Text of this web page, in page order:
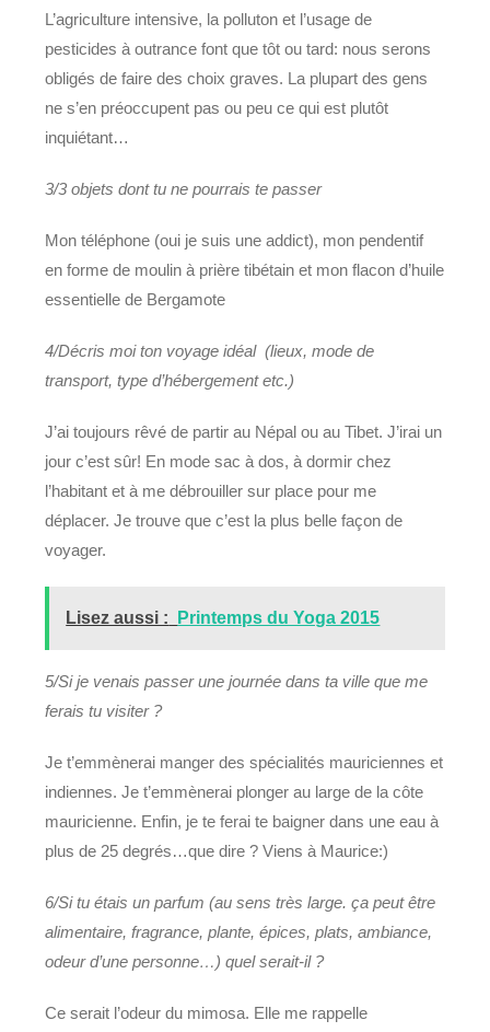
L’agriculture intensive, la polluton et l’usage de
pesticides à outrance font que tôt ou tard: nous serons
obligés de faire des choix graves. La plupart des gens
ne s’en préoccupent pas ou peu ce qui est plutôt
inquiétant…
3/3 objets dont tu ne pourrais te passer
Mon téléphone (oui je suis une addict), mon pendentif
en forme de moulin à prière tibétain et mon flacon d’huile
essentielle de Bergamote
4/Décris moi ton voyage idéal (lieux, mode de
transport, type d’hébergement etc.)
J’ai toujours rêvé de partir au Népal ou au Tibet. J’irai un
jour c’est sûr! En mode sac à dos, à dormir chez
l’habitant et à me débrouiller sur place pour me
déplacer. Je trouve que c’est la plus belle façon de
voyager.
Lisez aussi : Printemps du Yoga 2015
5/Si je venais passer une journée dans ta ville que me
ferais tu visiter ?
Je t’emmènerai manger des spécialités mauriciennes et
indiennes. Je t’emmènerai plonger au large de la côte
mauricienne. Enfin, je te ferai te baigner dans une eau à
plus de 25 degrés…que dire ? Viens à Maurice:)
6/Si tu étais un parfum (au sens très large. ça peut être
alimentaire, fragrance, plante, épices, plats, ambiance,
odeur d’une personne…) quel serait-il ?
Ce serait l’odeur du mimosa. Elle me rappelle